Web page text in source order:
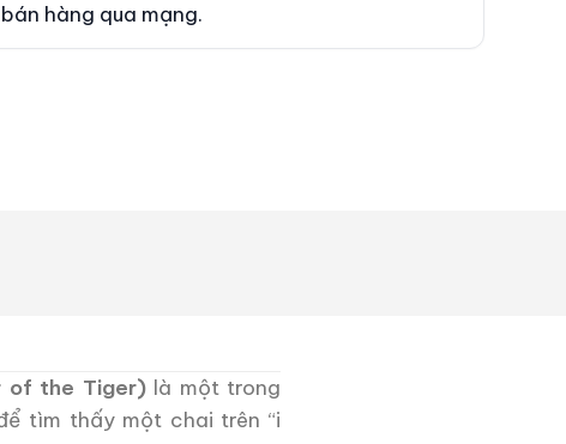
hàng qua mạng.
of the Tiger)là một trong
tìm thấy một chai trên “i